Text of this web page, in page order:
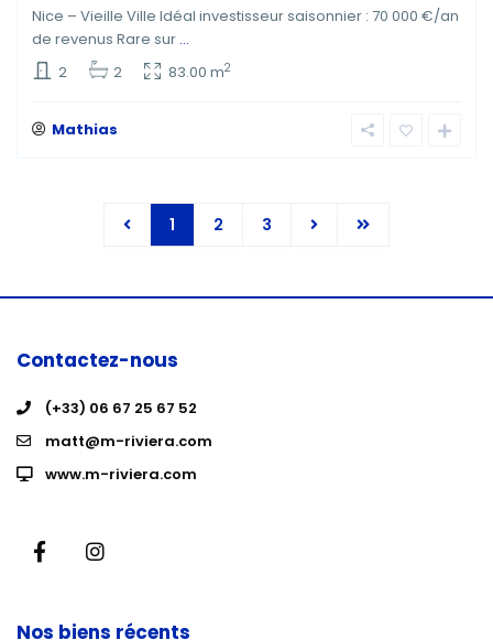
Nice – Vieille Ville Idéal investisseur saisonnier : 70 000 €/an
de revenus Rare sur ...
2
2 83.00 m2
Mathias
1 2 3
Contactez-nous
(+33) 06 67 25 67 52
matt@m-riviera.com
www.m-riviera.com
Nos biens récents